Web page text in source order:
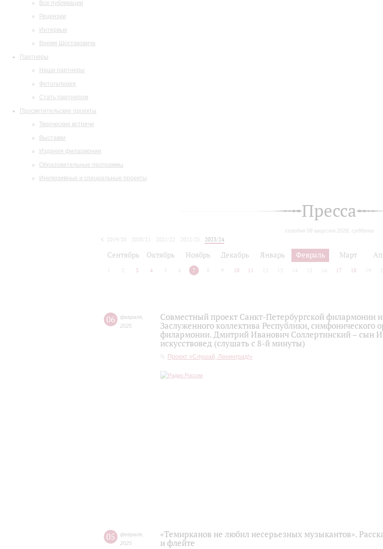
Все публикации
Рецензии
Интервью
Время Шостаковича
Партнеры
Наши партнеры
Фотогалерея
Стать партнером
Просветительские проекты
Творческие встречи
Выставки
Издания филармонии
Образовательные программы
Инклюзивные и специальные проекты
Пресса
сегодня 08 августа 2026, суббота
2019/20 2020/21 2021/22 2022/23
2023/24
Сентябрь Октябрь Ноябрь Декабрь Январь Февраль Март
2 3 4 5 6 7 8 9 10 11 12 13 14 15 16 17 18 19
06 февраля
2025
Совместный проект Санкт-Петербургской филармонии
Заслуженного коллектива Республики, симфонического
филармонии. Дмитрий Иванович Соллертинский – сын
искусствовед (слушать с 8-й минуты)
Проект «Слушай, Ленинград!»
05 февраля
2025
«Темирканов не любил несерьезных музыкантов».
и флейте